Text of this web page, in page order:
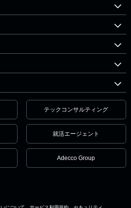
テックコンサルティング
就活エージェント
Adecco Group